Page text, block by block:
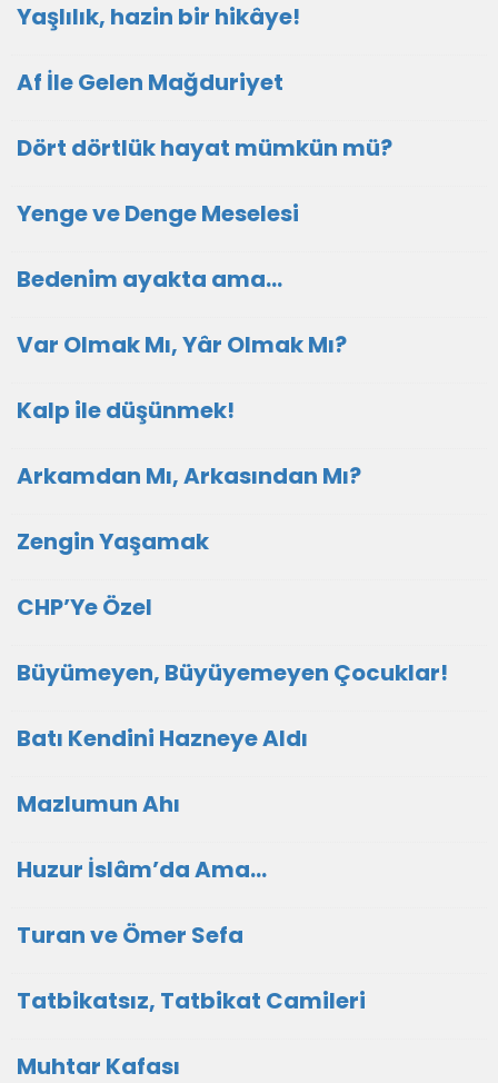
Yaşlılık, hazin bir hikâye!
Af İle Gelen Mağduriyet
Dört dörtlük hayat mümkün mü?
Yenge ve Denge Meselesi
Bedenim ayakta ama...
Var Olmak Mı, Yâr Olmak Mı?
Kalp ile düşünmek!
Arkamdan Mı, Arkasından Mı?
Zengin Yaşamak
CHP’Ye Özel
Büyümeyen, Büyüyemeyen Çocuklar!
Batı Kendini Hazneye Aldı
Mazlumun Ahı
Huzur İslâm’da Ama…
Turan ve Ömer Sefa
Tatbikatsız, Tatbikat Camileri
Muhtar Kafası